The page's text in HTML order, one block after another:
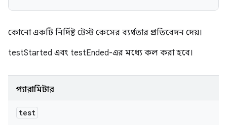
কোনো একটি নির্দিষ্ট টেস্ট কেসের ব্যর্থতার প্রতিবেদন দেয়।
testStarted এবং testEnded-এর মধ্যে কল করা হবে।
প্যারামিটার
test